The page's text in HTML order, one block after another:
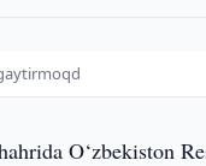
O‘zbekiston